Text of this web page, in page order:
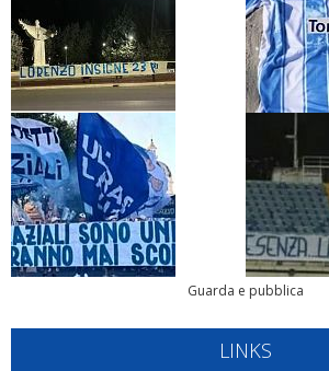
Guarda e pubblica
LINKS